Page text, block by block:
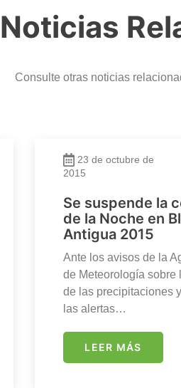
Noticias
Consulte otras noticias
23 de octubre de
2015
Se suspende la
de la Noche en
Antigua 2015
Ante los avisos de la
de Meteorología sobre
de las precipitaciones
las alertas…
LEER MÁS